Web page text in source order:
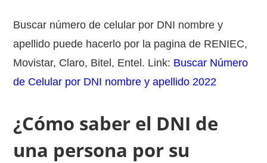
Buscar número de celular por DNI nombre y
apellido puede hacerlo por la pagina de RENIEC,
Movistar, Claro, Bitel, Entel. Link: Buscar Número
de Celular por DNI nombre y apellido 2022
¿Cómo saber el DNI de
una persona por su